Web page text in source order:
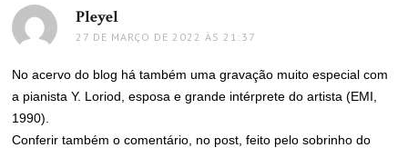
Pleyel
27 DE MARÇO DE 2022 ÀS 21:37
No acervo do blog há também uma gravação muito especial com
a pianista Y. Loriod, esposa e grande intérprete do artista (EMI,
1990).
Conferir também o comentário, no post, feito pelo sobrinho do